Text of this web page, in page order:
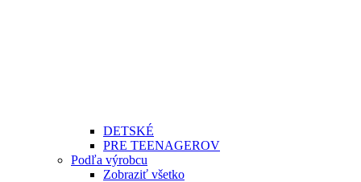
DETSKÉ
PRE TEENAGEROV
Podľa výrobcu
Zobraziť všetko